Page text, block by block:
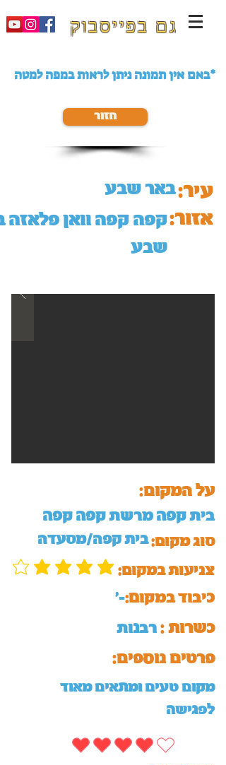
גם בפייסבוק
באם אין תמונה ניתן לראות במפה למטה*
חזור
באר שבע
קפה קפה וואן פלאזה
שבע
עיר:
אזור:
על המקום:
בית קפה מרשת קפה קפה
סוג מקום:בית קפה/מסעדה
:צניעות במקום
'-כיבוד במקום:
רבנות כשרות :
:פרטים נוספים
מקום טעים ומתאים מאוד
לפגישה